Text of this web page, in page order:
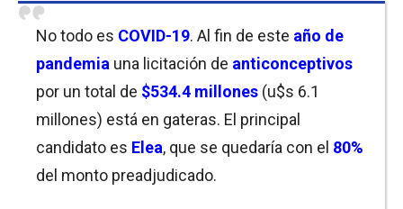
No todo es COVID-19. Al fin de este año de
pandemia una licitación de anticonceptivos
por un total de $534.4 millones (u$s 6.1
millones) está en gateras. El principal
candidato es Elea, que se quedaría con el 80%
del monto preadjudicado.